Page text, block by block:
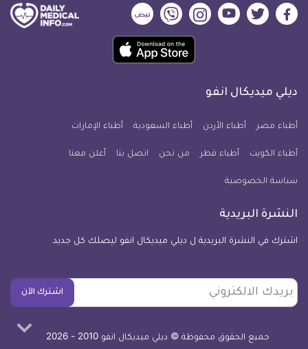
ديلي
فيسبوك
ديلي
تويتر
ديلي
ميديكال
يوتيوب
ديلي
ميديكال
انفو
ديلي
ميديكال
انفو
ديلي
ميديكال
انفو
حمل
تطبيق
معلومة
للآيفون
ديلي ميديكال انفو
أطباء مصر أطباء الأردن أطباء السعودية أطباء الإمارات
أطباء الكويت أطباء قطر من نحن اتصل بنا أعلن معنا
سياسة الخصوصية
النشرة البريدية
اشترك في النشرة البريدية ل ديلي ميديكال انفو ليصلك كل جديد
بريدك
الالكتروني
اشترك الآن
جميع الحقوق محفوظة © ديلي ميديكال انفو 2010 - 2026